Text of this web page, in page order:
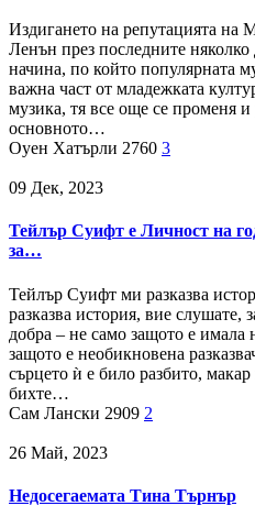
Издигането на репутацията на
Ленън през последните
начина, по който популярната
важна част от младежката
музика, тя все още се променя и
основното…
Оуен Хатърли 2760 3
09 Дек, 2023
Тейлър Суифт е Личност на
за…
Тейлър Суифт ми разказва
разказва история, вие слушате,
добра – не само защото е
защото е необикновена
сърцето ѝ е било разбито,
бихте…
Сам Лански 2909 2
26 Май, 2023
Недосегаемата Тина Търнър